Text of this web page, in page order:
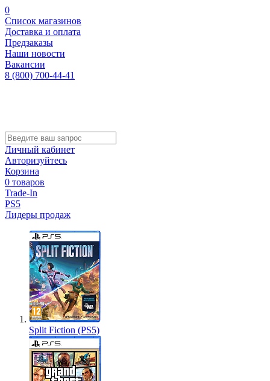
0
Список магазинов
Доставка и оплата
Предзаказы
Наши новости
Вакансии
8 (800) 700-44-41
Личный кабинет
Авторизуйтесь
Корзина
0 товаров
Trade-In
PS5
Лидеры продаж
Split Fiction (PS5)